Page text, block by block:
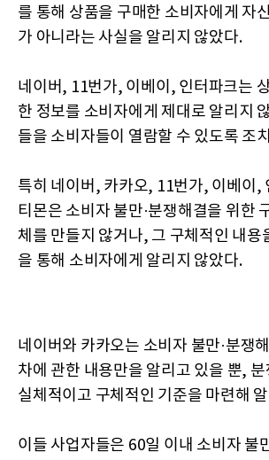
를 통해 상품을 구매한 소비자에게 자
가 아니라는 사실을 알리지 않았다.
네이버, 11번가, 이베이, 인터파크는
한 정보를 소비자에게 제대로 알리지
들을 소비자들이 열람할 수 있도록 조
특히 네이버, 카카오, 11번가, 이베이,
티몬은 소비자 불만·분쟁해결을 위한
체를 만들지 않거나, 그 구체적인 내용
을 통해 소비자에게 알리지 않았다.
네이버와 카카오는 소비자 불만·분쟁
차에 관한 내용만을 알리고 있을 뿐,
실체적이고 구체적인 기준을 마련해
이들 사업자들은 60일 이내 소비자 불